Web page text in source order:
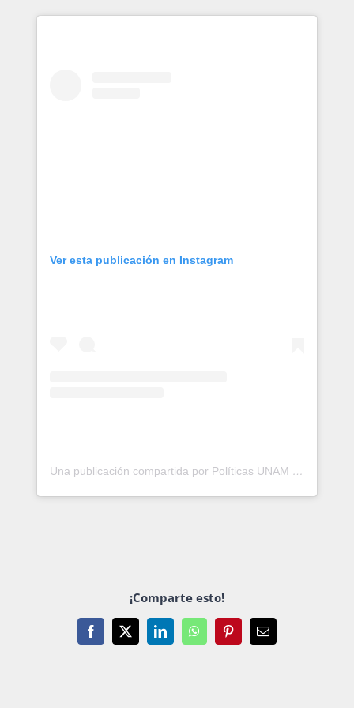
Ver esta publicación en Instagram
Una publicación compartida por Políticas UNAM (@politicasunam)
¡Comparte esto!
Facebook
X LinkedInWhatsAppPinterestEmail